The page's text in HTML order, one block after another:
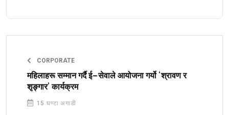
CORPORATE
महिलाहरू सम्मान गर्दै ई–सेवाले आयोजना गर्यो ‘श्रावण र
शृङ्गार’ कार्यक्रम
15 घण्टा अगाडी